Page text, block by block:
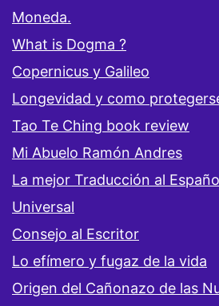
Moneda.
What is Dogma ?
Copernicus y Galileo
Longevidad y como
Tao Te Ching book review
Mi Abuelo Ramón Andres
La mejor Traducción al
Universal
Consejo al Escritor
Lo efímero y fugaz de la vida
Origen del Cañonazo de las